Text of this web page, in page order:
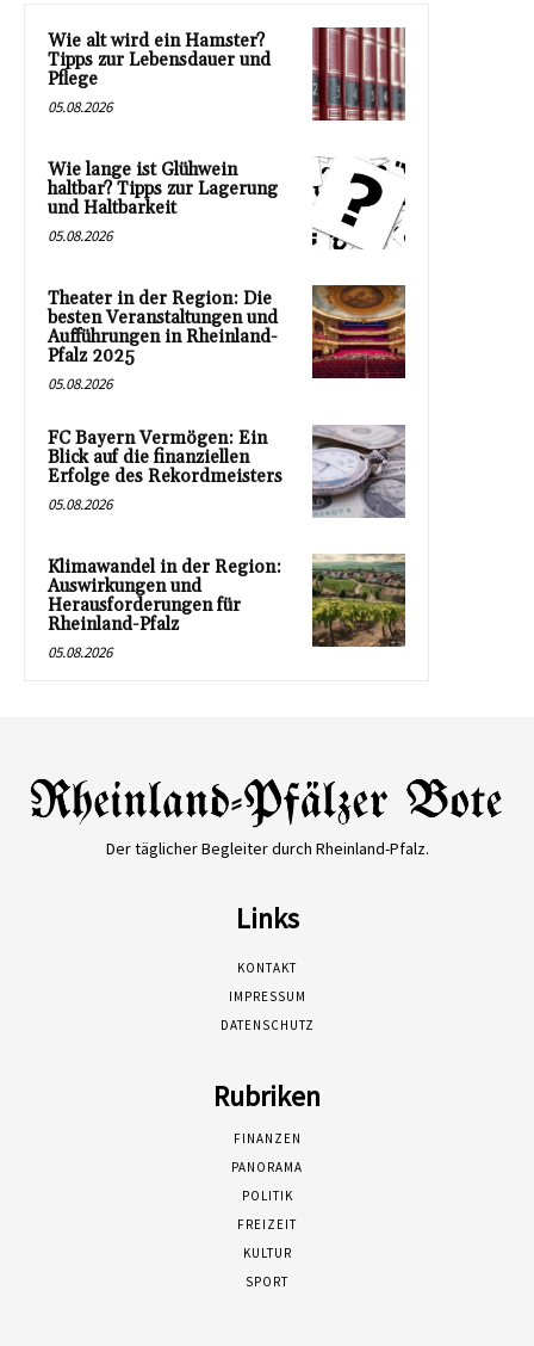
Wie alt wird ein Hamster?
Tipps zur Lebensdauer und
Pflege
05.08.2026
Wie lange ist Glühwein
haltbar? Tipps zur Lagerung
und Haltbarkeit
05.08.2026
Theater in der Region: Die
besten Veranstaltungen und
Aufführungen in Rheinland-
Pfalz 2025
05.08.2026
FC Bayern Vermögen: Ein
Blick auf die finanziellen
Erfolge des Rekordmeisters
05.08.2026
Klimawandel in der Region:
Auswirkungen und
Herausforderungen für
Rheinland-Pfalz
05.08.2026
Der täglicher Begleiter durch Rheinland-Pfalz.
Links
KONTAKT
IMPRESSUM
DATENSCHUTZ
Rubriken
FINANZEN
PANORAMA
POLITIK
FREIZEIT
KULTUR
SPORT